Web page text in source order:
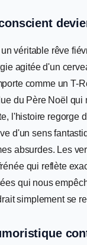
véritable rêve
agitée d'un
comme un T-
du Père Noël qui
l'histoire regorge
d'un sens
absurdes. Les
qui reflète
qui nous
simplement se